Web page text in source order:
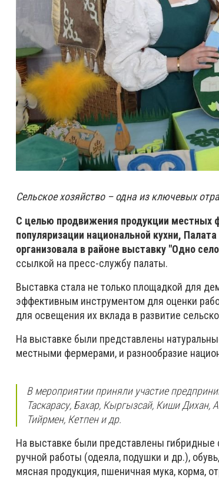
Сельское хозяйство – одна из ключевых
С целью продвижения продукции местных
популяризации национальной кухни,
организовала в районе выставку "Одно
ссылкой на пресс-службу палаты.
Выставка стала не только площадкой для
эффективным инструментом для оценки
для освещения их вклада в развитие
На выставке были представлены
местными фермерами, и разнообразие
В мероприятии приняли участие
Таскарасу, Бахар, Кыргызсай, Киши
Тийрмен, Кетпен и др.
На выставке были представлены
ручной работы (одеяла, подушки и др.),
мясная продукция, пшеничная мука, корма,